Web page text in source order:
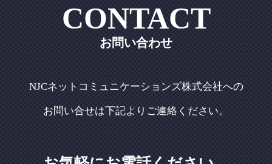
CONTACT
お問い合わせ
NJCネットコミュニケーションズ株式会社への
お問い合せは下記よりご連絡ください。